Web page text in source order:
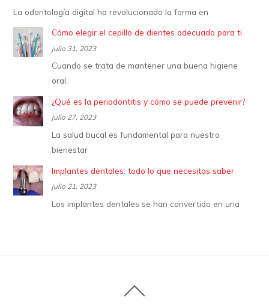
La odontología digital ha revolucionado la forma en
Cómo elegir el cepillo de dientes adecuado para ti
julio 31, 2023
Cuando se trata de mantener una buena higiene
oral,
¿Qué es la periodontitis y cómo se puede prevenir?
julio 27, 2023
La salud bucal es fundamental para nuestro
bienestar
Implantes dentales: todo lo que necesitas saber
julio 21, 2023
Los implantes dentales se han convertido en una